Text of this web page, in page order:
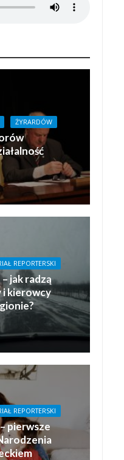
ŻYRARDÓW
REPORTERSKI
jak radzą
i kierowcy
REPORTERSKI
pierwsze